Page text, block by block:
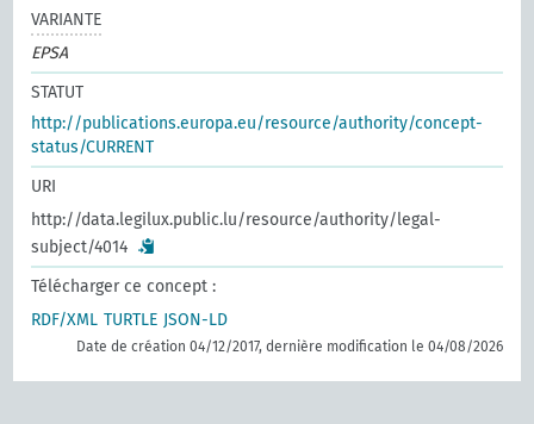
VARIANTE
EPSA
STATUT
http://publications.europa.eu/resource/authority/concept-
status/CURRENT
URI
http://data.legilux.public.lu/resource/authority/legal-
subject/4014
Télécharger ce concept :
RDF/XML TURTLE JSON-LD
Date de création 04/12/2017, dernière modification le 04/08/2026